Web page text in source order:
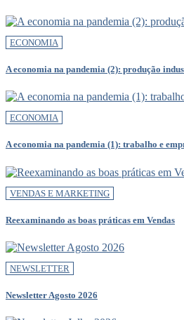
ECONOMIA
A economia na pandemia (2): produção
ECONOMIA
A economia na pandemia (1): trabalho e
VENDAS E MARKETING
Reexaminando as boas práticas em Vendas
NEWSLETTER
Newsletter Agosto 2026